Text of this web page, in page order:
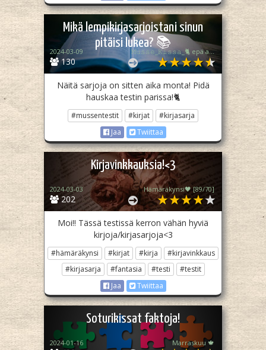
Mikä lempikirjasarjoistani sinun
pitäisi lukea? 📚
130
2024-03-09 𝙼𝚞𝚜𝚜𝚎_𝙺𝚒𝚜𝚜𝚊_🐈 epä akt.
Näitä sarjoja on sitten aika monta! Pidä
hauskaa testin parissa!🐈
#mussentestit #kirjat
#kirjasarja
Jaa
Twiittaa
Kirjavinkkauksia!<3
202
2024-03-03 Hämäräkynsi🖤 [89/70]
Moi!! Tässä testissä kerron vähän hyviä
kirjoja/kirjasarjoja<3
#hämäräkynsi #kirjat #kirja
#kirjavinkkaus
#kirjasarja
#fantasia #testi
#testit
Jaa
Twiittaa
Soturikissat faktoja!
2024-01-16 Marraskuu 🍁